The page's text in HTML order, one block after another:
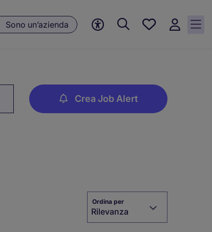
Sono un’azienda
Preferiti, 0
Crea Job Alert
Ordina per
Rilevanza